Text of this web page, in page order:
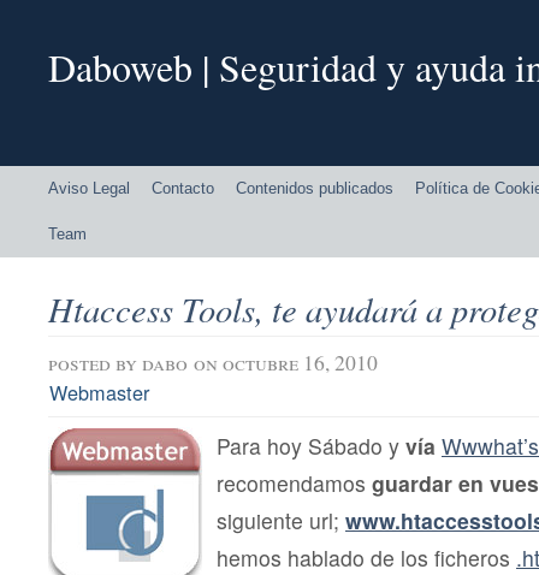
Daboweb | Seguridad y ayuda
Aviso Legal Contacto Contenidos publicados Política de
Team
Htaccess Tools, te ayudará a
posted by dabo on octubre 16, 2010
Webmaster
Para hoy Sábado y vía
recomendamos guardar en
siguiente url;
hemos hablado de los ficheros